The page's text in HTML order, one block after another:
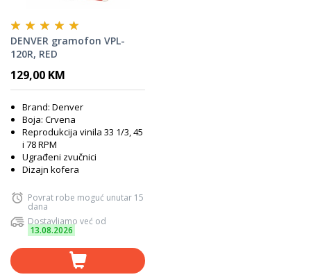
DENVER gramofon VPL-
120R, RED
129,00 KM
Brand: Denver
Boja: Crvena
Reprodukcija vinila 33 1/3, 45
i 78 RPM
Ugrađeni zvučnici
Dizajn kofera
Povrat robe moguć unutar 15
dana
Dostavljamo već od
13.08.2026